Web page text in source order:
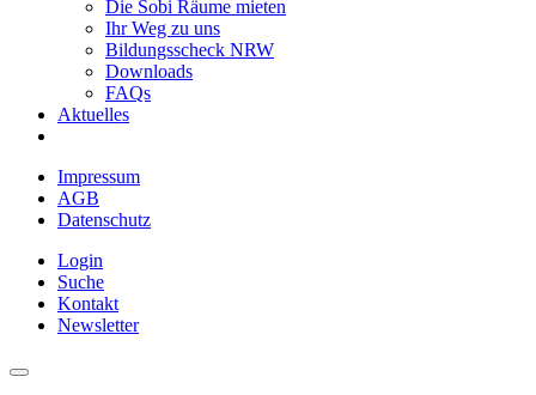
Die Sobi Räume mieten
Ihr Weg zu uns
Bildungsscheck NRW
Downloads
FAQs
Aktuelles
Impressum
AGB
Datenschutz
Login
Suche
Kontakt
Newsletter